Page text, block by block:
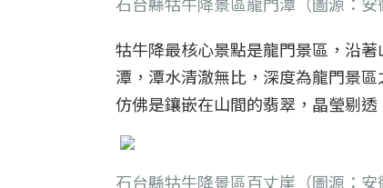
牯牛降最核心景點是龍門景區，沿
潭，潭水清澈無比，深度為龍門景
仿佛是鑲嵌在山間的翡翠，晶瑩剔透
石台縣牯牛降景區百丈崖（圖源：安